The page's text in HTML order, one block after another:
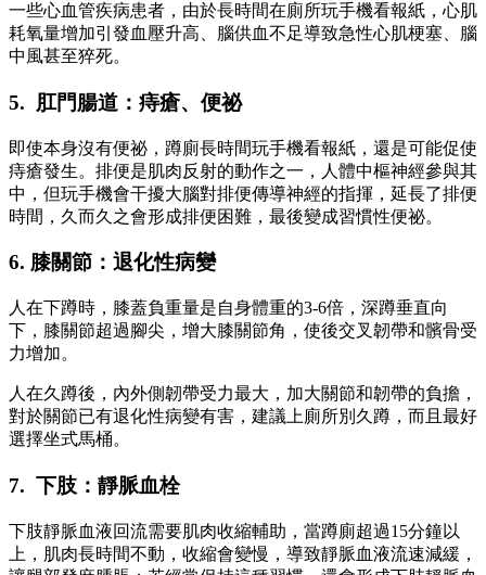
一些心血管疾病患者，由於長時間在廁所玩手機看報紙，心肌
耗氧量增加引發血壓升高、腦供血不足導致急性心肌梗塞、腦
中風甚至猝死。
5. 肛門腸道：痔瘡、便祕
即使本身沒有便祕，蹲廁長時間玩手機看報紙，還是可能促使
痔瘡發生。排便是肌肉反射的動作之一，人體中樞神經參與其
中，但玩手機會干擾大腦對排便傳導神經的指揮，延長了排便
時間，久而久之會形成排便困難，最後變成習慣性便祕。
6. 膝關節：退化性病變
人在下蹲時，膝蓋負重量是自身體重的3-6倍，深蹲垂直向
下，膝關節超過腳尖，增大膝關節角，使後交叉韌帶和髕骨受
力增加。
人在久蹲後，內外側韌帶受力最大，加大關節和韌帶的負擔，
對於關節已有退化性病變有害，建議上廁所別久蹲，而且最好
選擇坐式馬桶。
7. 下肢：靜脈血栓
下肢靜脈血液回流需要肌肉收縮輔助，當蹲廁超過15分鐘以
上，肌肉長時間不動，收縮會變慢，導致靜脈血液流速減緩，